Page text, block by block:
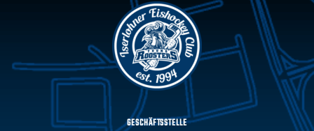
GESCHÄFTSSTELLE